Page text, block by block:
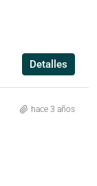
Detalles
hace 3 años